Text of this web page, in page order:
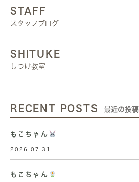
STAFF
スタッフブログ
SHITUKE
しつけ教室
RECENT POSTS 最近の投稿
もこちゃん
2026.07.31
もこちゃん